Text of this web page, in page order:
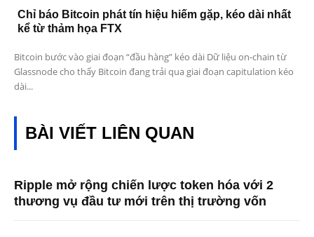
Chỉ báo Bitcoin phát tín hiệu hiếm gặp, kéo dài nhất
kể từ thảm họa FTX
Bitcoin bước vào giai đoạn “đầu hàng” kéo dài Dữ liệu on-chain từ
Glassnode cho thấy Bitcoin đang trải qua giai đoạn capitulation kéo
dài...
BÀI VIẾT LIÊN QUAN
Ripple mở rộng chiến lược token hóa với 2
thương vụ đầu tư mới trên thị trường vốn